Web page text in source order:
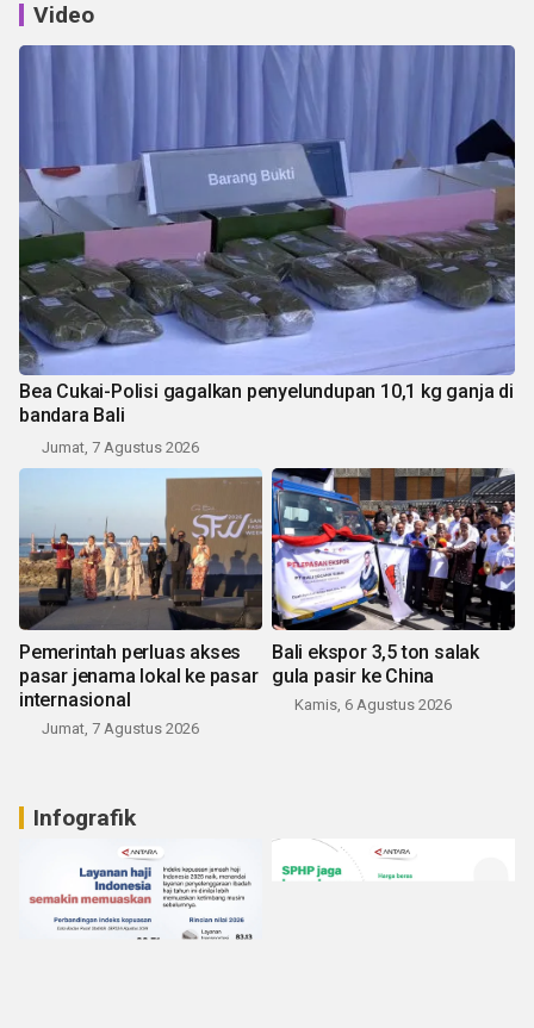
Video
Bea Cukai-Polisi gagalkan penyelundupan 10,1 kg ganja di
bandara Bali
Jumat, 7 Agustus 2026
Pemerintah perluas akses
pasar jenama lokal ke pasar
internasional
Jumat, 7 Agustus 2026
Bali ekspor 3,5 ton salak
gula pasir ke China
Kamis, 6 Agustus 2026
Infografik